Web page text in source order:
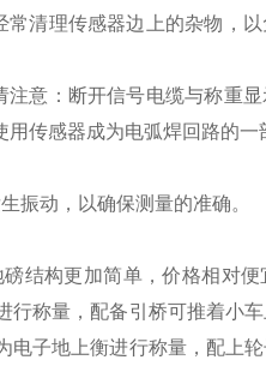
清理传感器边上的杂物，
意：断开信号电缆与称重
传感器成为电弧焊回路的一
振动，以确保测量的准确。
结构更加简单，价格相对
行称量，配备引桥可推着小
子地上衡进行称量，配上